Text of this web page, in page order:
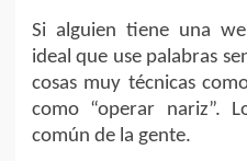
Si alguien tiene una
ideal que use palabras
cosas muy técnicas
como “operar nariz”.
común de la gente.